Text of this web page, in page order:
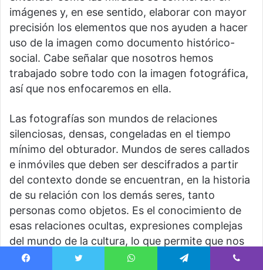
imágenes y, en ese sentido, elaborar con mayor
precisión los elementos que nos ayuden a hacer
uso de la imagen como documento histórico-
social. Cabe señalar que nosotros hemos
trabajado sobre todo con la imagen fotográfica,
así que nos enfocaremos en ella.
Las fotografías son mundos de relaciones
silenciosas, densas, congeladas en el tiempo
mínimo del obturador. Mundos de seres callados
e inmóviles que deben ser descifrados a partir
del contexto donde se encuentran, en la historia
de su relación con los demás seres, tanto
personas como objetos. Es el conocimiento de
esas relaciones ocultas, expresiones complejas
del mundo de la cultura, lo que permite que nos
aproximemos a las fotografías más allá del